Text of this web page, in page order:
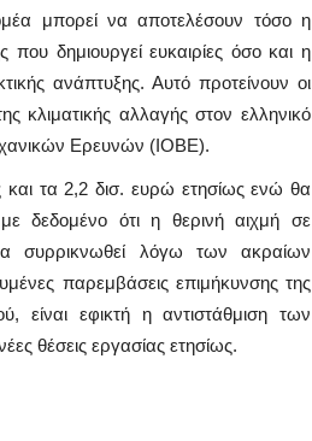
μπορεί να αποτελέσουν τόσο η
δημιουργεί ευκαιρίες όσο και η
ανάπτυξης. Αυτό προτείνουν οι
κλιματικής αλλαγής στον ελληνικό
Ερευνών (ΙΟΒΕ).
και τα 2,2 δισ. ευρώ ετησίως ενώ θα
δεδομένο ότι η θερινή αιχμή σε
συρρικνωθεί λόγω των ακραίων
παρεμβάσεις επιμήκυνσης της
είναι εφικτή η αντιστάθμιση των
θέσεις εργασίας ετησίως.